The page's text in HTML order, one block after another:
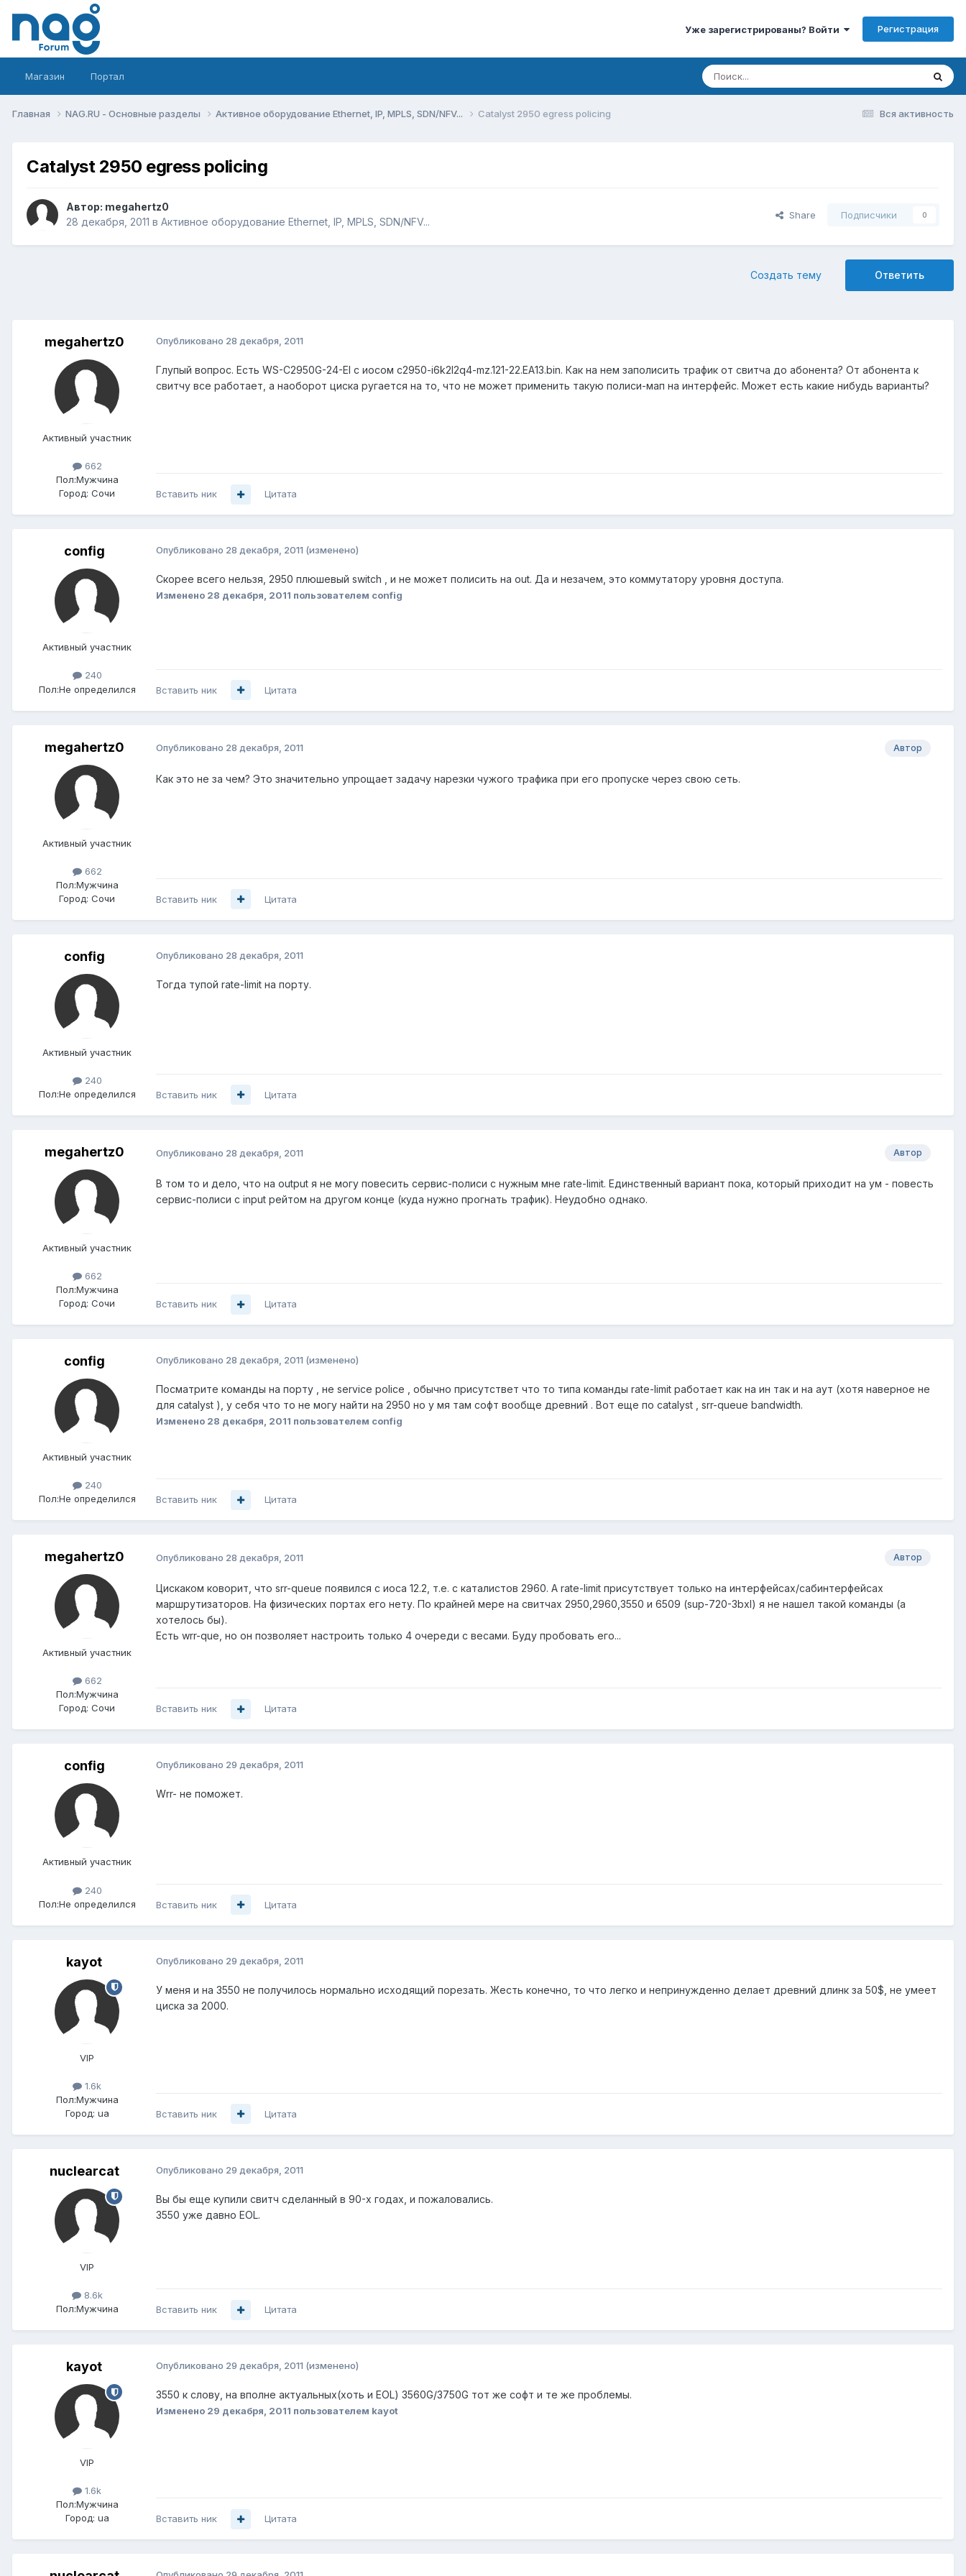
Уже зарегистрированы? Войти Регистрация
Магазин Портал
Вся активность
Главная NAG.RU - Основные разделы Активное оборудование Ethernet, IP, MPLS, SDN/NFV... Catalyst 2950 egress policing
Catalyst 2950 egress policing
Автор: megahertz0
28 декабря, 2011 в Активное оборудование Ethernet, IP, MPLS, SDN/NFV...
Share Подписчики 0
Ответить
Создать тему
megahertz0
Активный участник
662
Пол:Мужчина
Город: Сочи
Опубликовано 28 декабря, 2011
Глупый вопрос. Есть WS-C2950G-24-EI с иосом c2950-i6k2l2q4-mz.121-22.EA13.bin. Как на нем заполисить трафик от свитча до абонента? От абонента к
свитчу все работает, а наоборот циска ругается на то, что не может применить такую полиси-мап на интерфейс. Может есть какие нибудь варианты?
Вставить ник Цитата
config
Активный участник
240
Пол:Не определился
Опубликовано 28 декабря, 2011 (изменено)
Скорее всего нельзя, 2950 плюшевый switch , и не может полисить на out. Да и незачем, это коммутатору уровня доступа.
Изменено 28 декабря, 2011 пользователем config
Вставить ник Цитата
megahertz0
Активный участник
662
Пол:Мужчина
Город: Сочи
Автор
Опубликовано 28 декабря, 2011
Как это не за чем? Это значительно упрощает задачу нарезки чужого трафика при его пропуске через свою сеть.
Вставить ник Цитата
config
Активный участник
240
Пол:Не определился
Опубликовано 28 декабря, 2011
Тогда тупой rate-limit на порту.
Вставить ник Цитата
megahertz0
Активный участник
662
Пол:Мужчина
Город: Сочи
Автор
Опубликовано 28 декабря, 2011
В том то и дело, что на output я не могу повесить сервис-полиси с нужным мне rate-limit. Единственный вариант пока, который приходит на ум - повесть
сервис-полиси с input рейтом на другом конце (куда нужно прогнать трафик). Неудобно однако.
Вставить ник Цитата
config
Активный участник
240
Пол:Не определился
Опубликовано 28 декабря, 2011 (изменено)
Посматрите команды на порту , не service police , обычно присутствет что то типа команды rate-limit работает как на ин так и на аут (хотя наверное не
для catalyst ), у себя что то не могу найти на 2950 но у мя там софт вообще древний . Вот еще по catalyst , srr-queue bandwidth.
Изменено 28 декабря, 2011 пользователем config
Вставить ник Цитата
megahertz0
Активный участник
662
Пол:Мужчина
Город: Сочи
Автор
Опубликовано 28 декабря, 2011
Цискаком коворит, что srr-queue появился с иоса 12.2, т.е. с каталистов 2960. А rate-limit присутствует только на интерфейсах/сабинтерфейсах
маршрутизаторов. На физических портах его нету. По крайней мере на свитчах 2950,2960,3550 и 6509 (sup-720-3bxl) я не нашел такой команды (а
хотелось бы).
Есть wrr-que, но он позволяет настроить только 4 очереди с весами. Буду пробовать его...
Вставить ник Цитата
config
Активный участник
240
Пол:Не определился
Опубликовано 29 декабря, 2011
Wrr- не поможет.
Вставить ник Цитата
kayot
VIP
1.6k
Пол:Мужчина
Город: ua
Опубликовано 29 декабря, 2011
У меня и на 3550 не получилось нормально исходящий порезать. Жесть конечно, то что легко и непринужденно делает древний длинк за 50$, не умеет
циска за 2000.
Вставить ник Цитата
nuclearcat
VIP
8.6k
Пол:Мужчина
Опубликовано 29 декабря, 2011
Вы бы еще купили свитч сделанный в 90-х годах, и пожаловались.
3550 уже давно EOL.
Вставить ник Цитата
kayot
VIP
1.6k
Пол:Мужчина
Город: ua
Опубликовано 29 декабря, 2011 (изменено)
3550 к слову, на вполне актуальных(хоть и EOL) 3560G/3750G тот же софт и те же проблемы.
Изменено 29 декабря, 2011 пользователем kayot
Вставить ник Цитата